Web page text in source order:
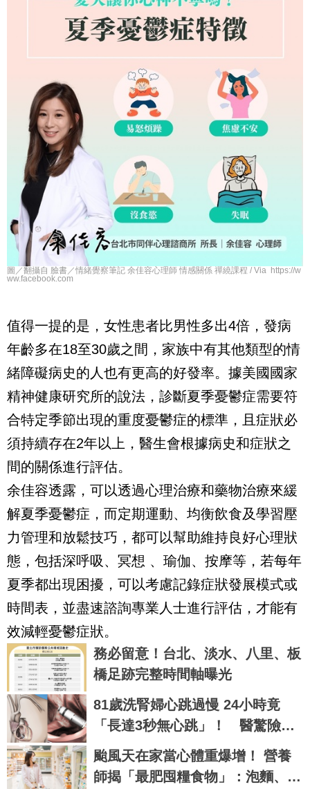
圖／翻攝自 臉書／情緒覺察筆記 余佳容心理師 情感關係 禪繞課程 / Via https://w
ww.facebook.com
值得一提的是，女性患者比男性多出4倍，發病
年齡多在18至30歲之間，家族中有其他類型的情
緒障礙病史的人也有更高的好發率。據美國國家
精神健康研究所的說法，診斷夏季憂鬱症需要符
合特定季節出現的重度憂鬱症的標準，且症狀必
須持續存在2年以上，醫生會根據病史和症狀之
間的關係進行評估。
余佳容透露，可以透過心理治療和藥物治療來緩
解夏季憂鬱症，而定期運動、均衡飲食及學習壓
力管理和放鬆技巧，都可以幫助維持良好心理狀
態，包括深呼吸、冥想 、瑜伽、按摩等，若每年
夏季都出現困擾，可以考慮記錄症狀發展模式或
時間表，並盡速諮詢專業人士進行評估，才能有
效減輕憂鬱症狀。
務必留意！台北、淡水、八里、板
橋足跡完整時間軸曝光
81歲洗腎婦心跳過慢 24小時竟
「長達3秒無心跳」！ 醫驚險裝
新型節律器
颱風天在家當心體重爆增！ 營養
師揭「最肥囤糧食物」：泡麵、水